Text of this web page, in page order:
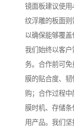
镜面板建议使用
纹浮雕的板面则
以确保能够覆盖
我们始终以客
务。合作前可
膜的贴合度、
购；合作过程
膜时机、存储
用产品。我们